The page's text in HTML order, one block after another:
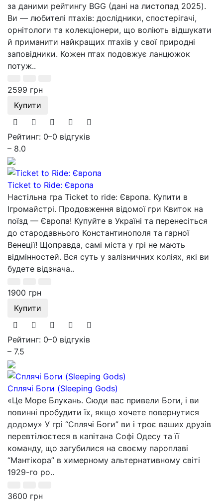
за даними рейтингу BGG (дані на листопад 2025).
Ви — любителі птахів: дослідники, спостерігачі,
орнітологи та колекціонери, що воліють відшукати
й приманити найкращих птахів у свої природні
заповідники. Кожен птах подовжує ланцюжок
потуж..
2599 грн
Купити
Рейтинг: 0–0 відгуків
– 8.0
Ticket to Ride: Європа
Настільна гра Ticket to ride: Європа. Купити в
Ігромайстрі. Продовження відомої гри Квиток на
поїзд — Європа! Купуйте в Україні та перенесіться
до стародавнього Константинополя та гарної
Венеції! Щоправда, самі міста у грі не мають
відмінностей. Вся суть у залізничних коліях, які ви
будете відзнача..
1900 грн
Купити
Рейтинг: 0–0 відгуків
– 7.5
Сплячі Боги (Sleeping Gods)
«Це Море Блукань. Сюди вас привели Боги, і ви
повинні пробудити їх, якщо хочете повернутися
додому» У грі “Сплячі Боги” ви і троє ваших друзів
перевтілюєтеся в капітана Софі Одесу та її
команду, що загубилися на своєму пароплаві
“Мантікора” в химерному альтернативному світі
1929-го ро..
3600 грн